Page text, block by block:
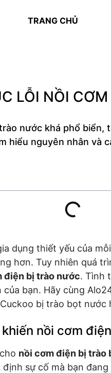
TRANG CHỦ
LỖI NỒI
nước khá phổ biển,
hiểu nguyên nhân và
dụng thiết yếu của
hơn. Tuy nhiên quá
điện bị trào nước. Tình
bạn. Hãy cùng
bị trào bọt nước
nồi cơm
nồi cơm điện bị trào
sự cố mà bạn đang